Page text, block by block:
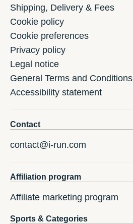
Shipping, Delivery & Fees
Cookie policy
Cookie preferences
Privacy policy
Legal notice
General Terms and Conditions
Accessibility statement
Contact
contact@i-run.com
Affiliation program
Affiliate marketing program
Sports & Categories